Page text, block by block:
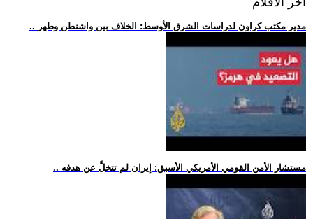
.. مدير مكتب كراون لدراسات الشرق الأوسط: الخلاف بين واشنطن وطهر
.. مستشار الأمن القومي الأمريكي الأسبق: إيران لم تتخلَّ عن هدفه